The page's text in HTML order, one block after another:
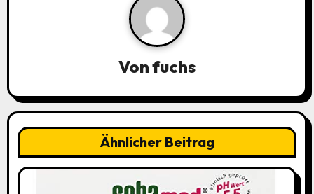
g
a
t
i
Vonfuchs
Ähnlicher Beitrag